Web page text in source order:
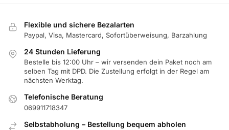
Flexible und sichere Bezalarten
Paypal, Visa, Mastercard, Sofortüberweisung, Barzahlung
24 Stunden Lieferung
Bestelle bis 12:00 Uhr – wir versenden dein Paket noch am
selben Tag mit DPD. Die Zustellung erfolgt in der Regel am
nächsten Werktag.
Telefonische Beratung
069911718347
Selbstabholung – Bestellung bequem abholen